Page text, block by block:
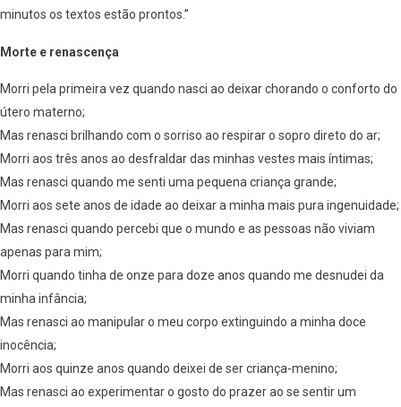
minutos os textos estão prontos.”
Morte e renascença
Morri pela primeira vez quando nasci ao deixar chorando o conforto do
útero materno;
Mas renasci brilhando com o sorriso ao respirar o sopro direto do ar;
Morri aos três anos ao desfraldar das minhas vestes mais íntimas;
Mas renasci quando me senti uma pequena criança grande;
Morri aos sete anos de idade ao deixar a minha mais pura ingenuidade;
Mas renasci quando percebi que o mundo e as pessoas não viviam
apenas para mim;
Morri quando tinha de onze para doze anos quando me desnudei da
minha infância;
Mas renasci ao manipular o meu corpo extinguindo a minha doce
inocência;
Morri aos quinze anos quando deixei de ser criança-menino;
Mas renasci ao experimentar o gosto do prazer ao se sentir um